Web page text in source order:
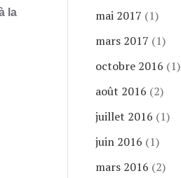
la
mai 2017 (1)
mars 2017 (1)
octobre 2016 (1)
août 2016 (2)
juillet 2016 (1)
juin 2016 (1)
mars 2016 (2)